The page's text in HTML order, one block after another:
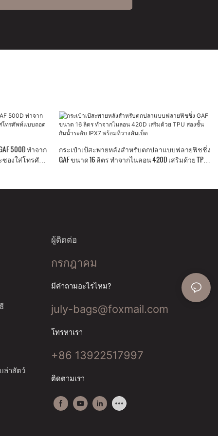
500D ทำจาก
งใส่โทรศัพท์
กระเป๋าเป้สะพายหลังสำหรับตกปลาแบบฟลายฟิชชิ่ง
GAF ขนาด 16 ลิตร ทำจากไนลอน 420D เสริมด้วย TPU
ล่าสัตว์
ผู้ติดต่อ
กรกฎาคม
มีคำถามอะไรไหม?
july-bags@foxmail.com
โทรหาเรา
+86 13922517997
ติดตามเรา